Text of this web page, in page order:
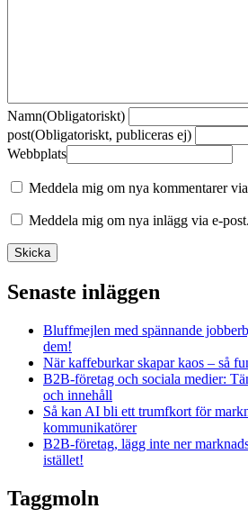
Namn(Obligatoriskt)
post(Obligatoriskt, publiceras ej)
Webbplats
Meddela mig om nya kommentarer
Meddela mig om nya inlägg via e-post.
Senaste inläggen
Bluffmejlen med spännande
dem!
När kaffeburkar skapar kaos – så
B2B-företag och sociala medier:
och innehåll
Så kan AI bli ett trumfkort för
kommunikatörer
B2B-företag, lägg inte ner
istället!
Taggmoln